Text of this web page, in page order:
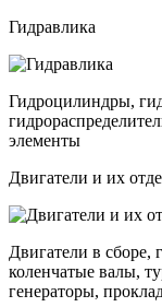
Гидравлика
Гидроцилиндры,
элементы
Двигатели и их
Двигатели в сборе,
коленчатые валы,
генераторы,